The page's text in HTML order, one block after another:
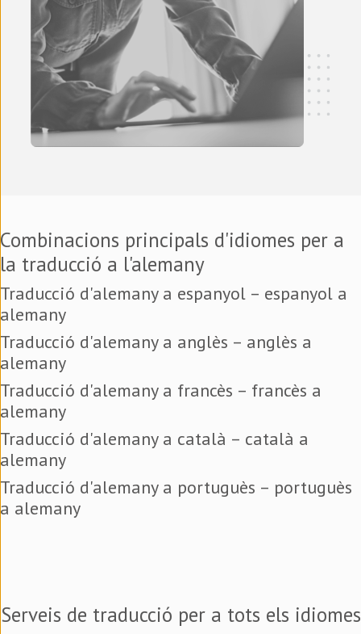
Combinacions principals d'idiomes per a
la traducció a l'alemany
Traducció d'alemany a espanyol – espanyol a
alemany
Traducció d'alemany a anglès – anglès a
alemany
Traducció d'alemany a francès – francès a
alemany
Traducció d'alemany a català – català a
alemany
Traducció d'alemany a portuguès – portuguès
a alemany
Serveis de traducció per a tots els idiomes